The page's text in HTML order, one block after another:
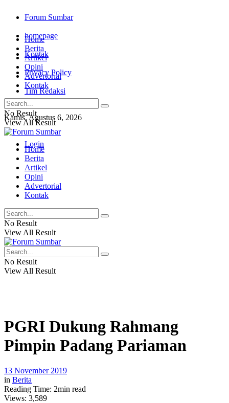
Forum Sumbar
homepage
Kontak
Privacy Policy
Tim Redaksi
Kamis, Agustus 6, 2026
Login
Home
Berita
Artikel
Opini
Advertorial
Kontak
No Result
View All Result
Home
Berita
Artikel
Opini
Advertorial
Kontak
No Result
View All Result
No Result
View All Result
PGRI Dukung Rahmang
Pimpin Padang Pariaman
13 November 2019
in Berita
Reading Time: 2min read
Views: 3,589